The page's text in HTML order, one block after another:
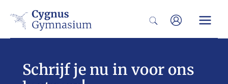
naar
Zoeken
Schrijf je nu in voor ons